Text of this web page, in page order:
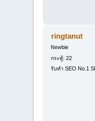
ringtanut
Newbie
กระทู้: 22
รับทำ SEO No.1